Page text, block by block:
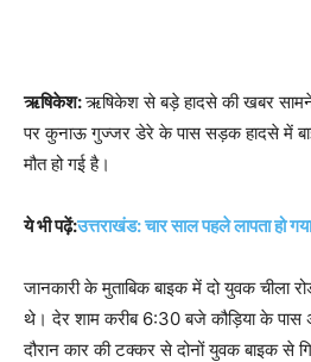
ऋषिकेश:ऋषिकेश से बड़े हादसे की खबर
पर कुनाऊ गुज्जर डेरे के पास सड़क हादसे में
मौत हो गई है।
ये भी पढ़ें:उत्तराखंड: चार साल पहले लापता हो
जानकारी के मुताबिक बाइक में दो युवक
थे। देर शाम करीब 6:30 बजे कौड़िया के पास
दौरान कार की टक्कर से दोनों युवक बाइक से